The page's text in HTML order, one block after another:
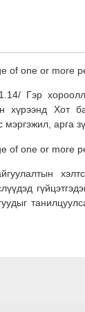
Гэр
хүрээнд Хот
арга